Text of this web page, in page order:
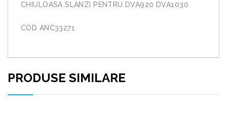
CHIULOASA SLANZI PENTRU DVA920 DVA1030
COD ANC33271
PRODUSE SIMILARE